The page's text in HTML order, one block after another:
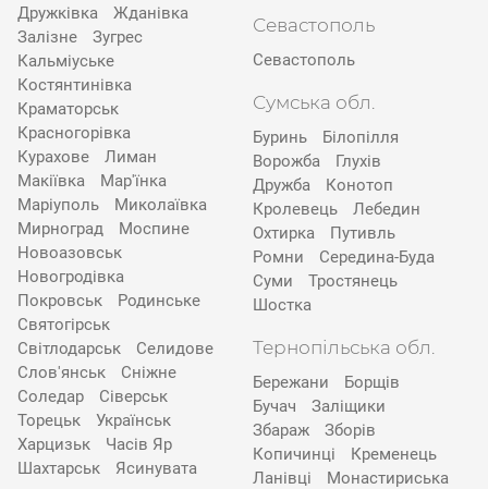
Дружківка
Жданівка
Залізне
Зугрес
Кальміуське
Костянтинівка
Краматорськ
Красногорівка
Курахове
Лиман
Макіївка
Мар'їнка
Маріуполь
Миколаївка
Мирноград
Моспине
Новоазовськ
Новогродівка
Покровськ
Родинське
Святогірськ
Світлодарськ
Селидове
Слов'янськ
Сніжне
Соледар
Сіверськ
Торецьк
Українськ
Харцизьк
Часів Яр
Шахтарськ
Ясинувата
Севастополь
Севастополь
Сумська обл.
Буринь
Білопілля
Ворожба
Глухів
Дружба
Конотоп
Кролевець
Лебедин
Охтирка
Путивль
Ромни
Середина-Буда
Суми
Тростянець
Шостка
Тернопільська обл.
Бережани
Борщів
Бучач
Заліщики
Збараж
Зборів
Копичинці
Кременець
Ланівці
Монастириська